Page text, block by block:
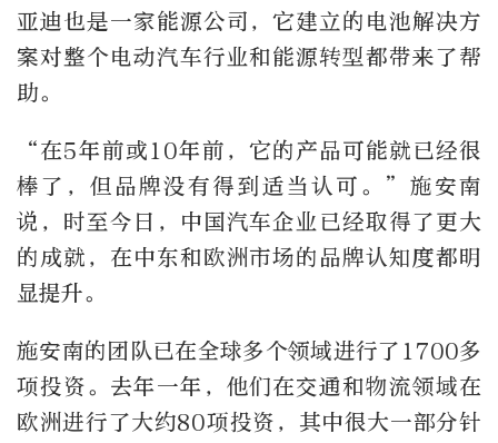
亚迪也是一家能源公司，它建立的电池解决方
案对整个电动汽车行业和能源转型都带来了帮
助。
“在5年前或 10年前，它的产品可能就已经很
棒了，但品牌没有得到适当认可。”施安南
说，时至今日，中国汽车企业已经取得了更大
的成就，在中东和欧洲市场的品牌认知度都明
显提升。
施安南的团队已在全球多个领域进行了 1700多
项投资。去年一年，他们在交通和物流领域在
欧洲进行了大约80项投资，其中很大一部分针